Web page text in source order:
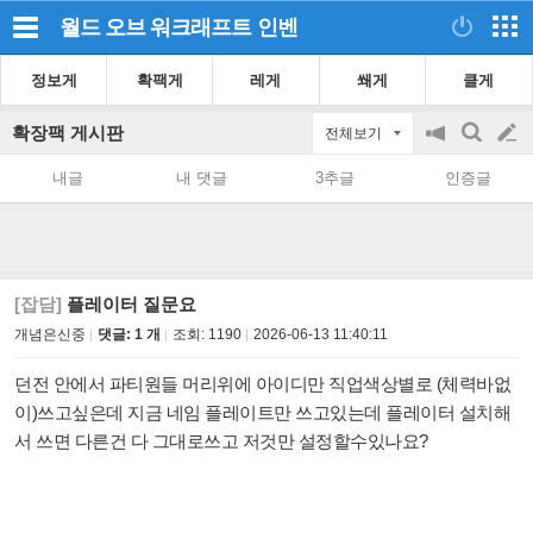
월드 오브 워크래프트 인벤
정보게 확팩게 레게 쐐게 클게
확장팩 게시판 전체보기
공
on/off
검
색
글
쓰
내글 내 댓글 3추글 인증글
[잡담] 플레이터 질문요
개념은신중 댓글: 1 개 조회: 1190 2026-06-13 11:40:11
던전 안에서 파티원들 머리위에 아이디만 직업색상별로 (체력바없
이)쓰고싶은데 지금 네임 플레이트만 쓰고있는데 플레이터 설치해
서 쓰면 다른건 다 그대로쓰고 저것만 설정할수있나요?